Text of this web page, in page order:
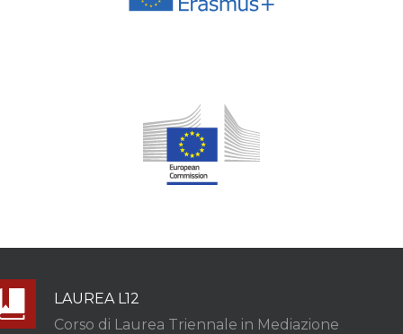
LAUREA L12
Corso di Laurea Triennale in Mediazione